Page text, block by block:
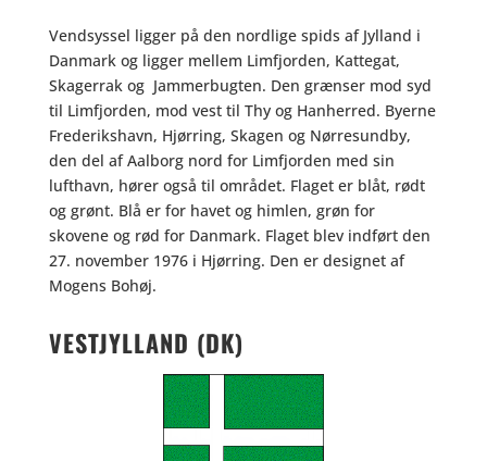
Vendsyssel ligger på den nordlige spids af Jylland i
Danmark og ligger mellem Limfjorden, Kattegat,
Skagerrak og Jammerbugten. Den grænser mod syd
til Limfjorden, mod vest til Thy og Hanherred. Byerne
Frederikshavn, Hjørring, Skagen og Nørresundby,
den del af Aalborg nord for Limfjorden med sin
lufthavn, hører også til området. Flaget er blåt, rødt
og grønt. Blå er for havet og himlen, grøn for
skovene og rød for Danmark. Flaget blev indført den
27. november 1976 i Hjørring. Den er designet af
Mogens Bohøj.
VESTJYLLAND (DK)